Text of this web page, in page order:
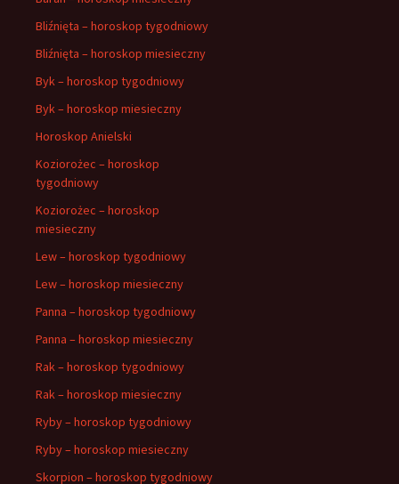
Bliźnięta – horoskop tygodniowy
Bliźnięta – horoskop miesieczny
Byk – horoskop tygodniowy
Byk – horoskop miesieczny
Horoskop Anielski
Koziorożec – horoskop
tygodniowy
Koziorożec – horoskop
miesieczny
Lew – horoskop tygodniowy
Lew – horoskop miesieczny
Panna – horoskop tygodniowy
Panna – horoskop miesieczny
Rak – horoskop tygodniowy
Rak – horoskop miesieczny
Ryby – horoskop tygodniowy
Ryby – horoskop miesieczny
Skorpion – horoskop tygodniowy